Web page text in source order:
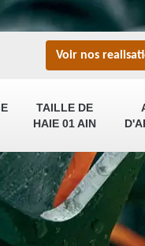
TAILLE DE
HAIE 01 AIN
Voir nos